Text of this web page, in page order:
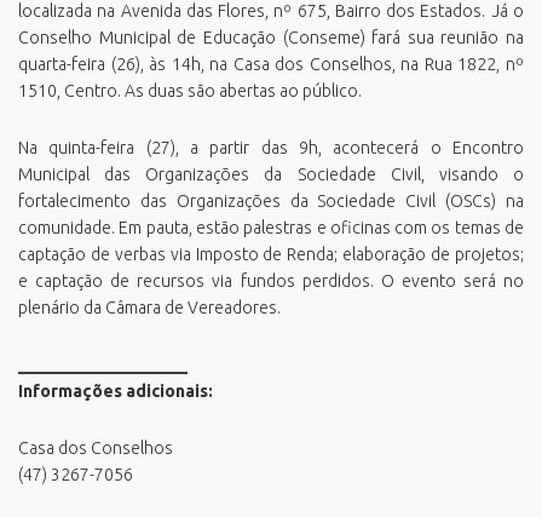
localizada na Avenida das Flores, nº 675, Bairro dos Estados. Já o
Conselho Municipal de Educação (Conseme) fará sua reunião na
quarta-feira (26), às 14h, na Casa dos Conselhos, na Rua 1822, nº
1510, Centro. As duas são abertas ao público.
Na quinta-feira (27), a partir das 9h, acontecerá o Encontro
Municipal das Organizações da Sociedade Civil, visando o
fortalecimento das Organizações da Sociedade Civil (OSCs) na
comunidade. Em pauta, estão palestras e oficinas com os temas de
captação de verbas via Imposto de Renda; elaboração de projetos;
e captação de recursos via fundos perdidos. O evento será no
plenário da Câmara de Vereadores.
Informações adicionais:
Casa dos Conselhos
(47) 3267-7056